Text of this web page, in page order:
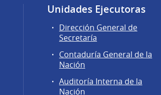
Unidades Ejecutoras
Dirección General de
Secretaría
Contaduría General de la
Nación
Auditoría Interna de la
Nación